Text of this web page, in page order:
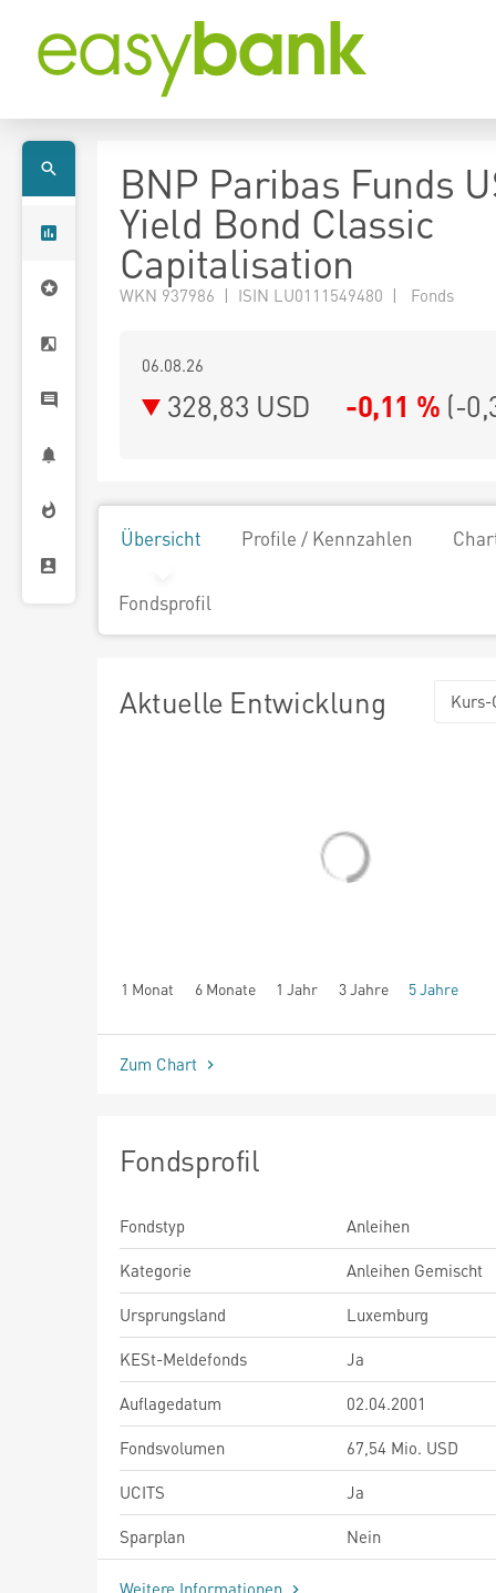
BNP Paribas Funds
Yield Bond Classic
Capitalisation
WKN 937986 | ISIN LU0111549480 | Fonds
06.08.26
328,83 USD -0,11 % (-
Übersicht Profile / Kennzahlen
Fondsprofil
Aktuelle Entwicklung Kurs-
1 Monat 6 Monate 1 Jahr 3 Jahre 5 Jahre
seit Beginn
Zum Chart
Fondsprofil
Fondstyp
Anleihen
Kategorie
Anleihen Gemischt
Ursprungsland
Luxemburg
KESt-Meldefonds
Ja
Auflagedatum
02.04.2001
Fondsvolumen
67,54 Mio. USD
UCITS
Ja
Sparplan
Nein
Weitere Informationen